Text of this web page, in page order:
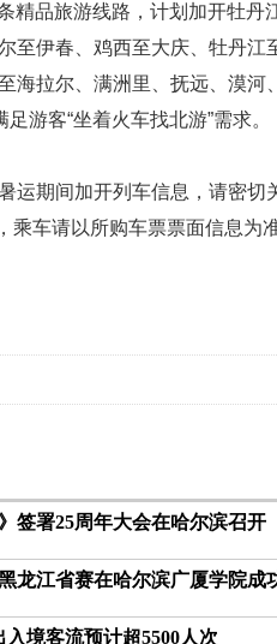
精品旅游线路，计划加开牡
至伊春、鸡西至大庆、牡丹江
海拉尔、满洲里、抚远、漠河
游客“坐着火车找北游”需求。
运期间加开列车信息，请密切
乘车请以所购车票票面信息为
签署25周年大会在哈尔滨召开
龙江省赛在哈尔滨广厦学院成
境客流预计超5500人次